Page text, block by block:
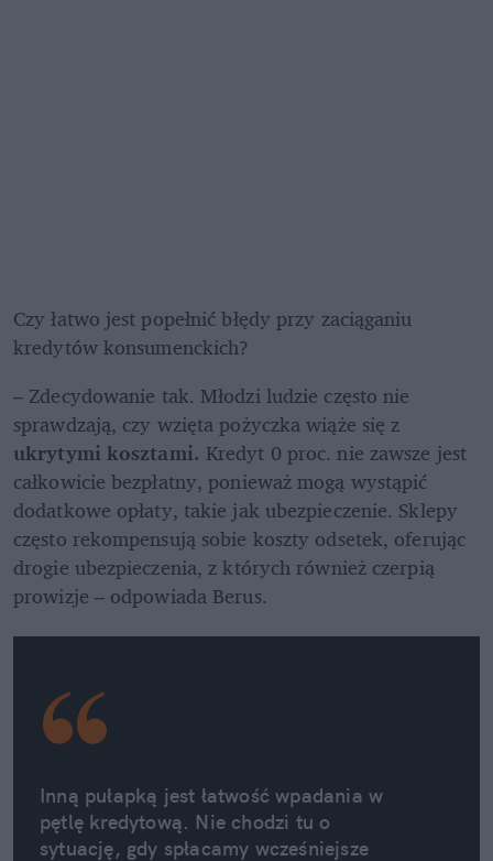
Czy łatwo jest popełnić błędy przy zaciąganiu
kredytów konsumenckich?
– Zdecydowanie tak. Młodzi ludzie często nie
ukrytymi kosztami. Kredyt 0 proc. nie zawsze jest
całkowicie bezpłatny, ponieważ mogą wystąpić
dodatkowe opłaty, takie jak ubezpieczenie. Sklepy
często rekompensują sobie koszty odsetek, oferując
drogie ubezpieczenia, z których również czerpią
prowizje – odpowiada Berus.
Inną pułapką jest łatwość wpadania w
pętlę kredytową. Nie chodzi tu o
sytuację, gdy spłacamy wcześniejsze